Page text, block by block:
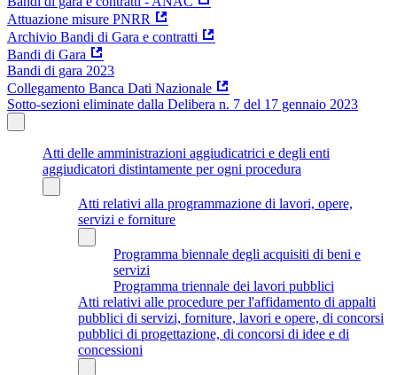
Attuazione misure PNRR
Archivio Bandi di Gara e contratti
Bandi di Gara
Bandi di gara 2023
Collegamento Banca Dati Nazionale
Sotto-sezioni eliminate dalla Delibera n. 7 del 17 gennaio 2023
Atti delle amministrazioni aggiudicatrici e degli enti
aggiudicatori distintamente per ogni procedura
Atti relativi alla programmazione di lavori, opere,
servizi e forniture
Programma biennale degli acquisiti di beni e
servizi
Programma triennale dei lavori pubblici
Atti relativi alle procedure per l'affidamento di appalti
pubblici di servizi, forniture, lavori e opere, di concorsi
pubblici di progettazione, di concorsi di idee e di
concessioni